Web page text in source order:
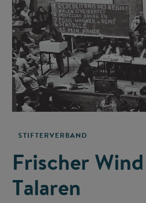
STIFTERVERBAND
Frischer
Talaren